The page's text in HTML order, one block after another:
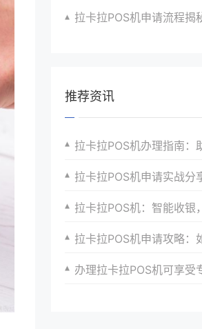
拉卡拉POS机申请流程揭秘：紧跟支付技术创新步伐，抢占市
推荐资讯
拉卡拉POS机办理指南：助力商家快速接
拉卡拉POS机申请实战分享：如何优化支付流程提
拉卡拉POS机：智能收银，提升商家
拉卡拉POS机申请攻略：如何提升申请
办理拉卡拉POS机可享受专业高效的收银服务、优惠政策以及全方位安全保障和服务支持以助力商家快速